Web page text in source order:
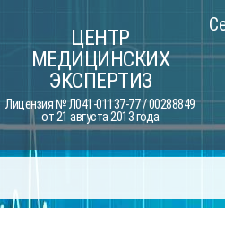
content
ЦЕНТР
МЕДИЦИНСКИХ
ЭКСПЕРТИЗ
Лицензия № Л041-01137-77 / 00288849
от 21 августа 2013 года